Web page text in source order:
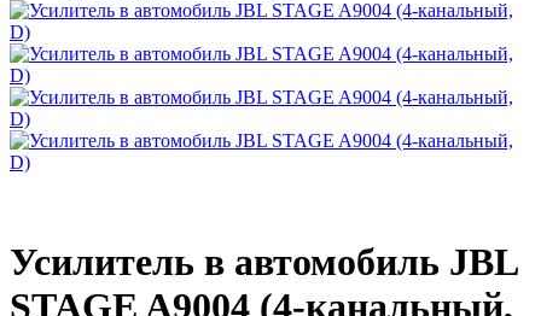
Усилитель в автомобиль JBL
STAGE A9004 (4-канальный,